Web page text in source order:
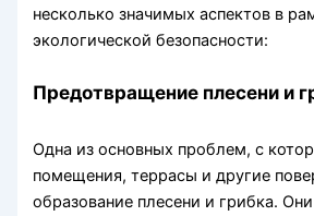
несколько значимых аспектов в
экологической безопасности:
Предотвращение плесени и
Одна из основных проблем, с
помещения, террасы и другие
образование плесени и грибка.